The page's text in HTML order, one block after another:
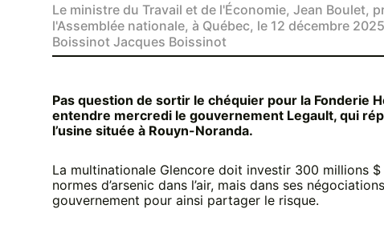
Le ministre du Travail et de l'Économie, Jean Boulet,
l'Assemblée nationale, à Québec, le 12 décembre
Boissinot Jacques Boissinot
Pas question de sortir le chéquier pour la Fonderie
entendre mercredi le gouvernement Legault, qui
l’usine située à Rouyn-Noranda.
La multinationale Glencore doit investir 300 millions
normes d’arsenic dans l’air, mais dans ses
gouvernement pour ainsi partager le risque.